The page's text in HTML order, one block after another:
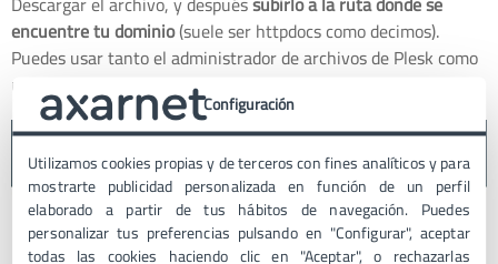
encuentre tu dominio(suele ser httpdocs como decimos).
Puedes usar tanto el administrador de archivos de Plesk como
un cliente de FTP para ello.
Configuración
Utilizamos cookies propias y de terceros con fines analíticos y para
mostrarte publicidad personalizada en función de un perfil
elaborado a partir de tus hábitos de navegación. Puedes
personalizar tus preferencias pulsando en "Configurar", aceptar
todas las cookies haciendo clic en "Aceptar", o rechazarlas